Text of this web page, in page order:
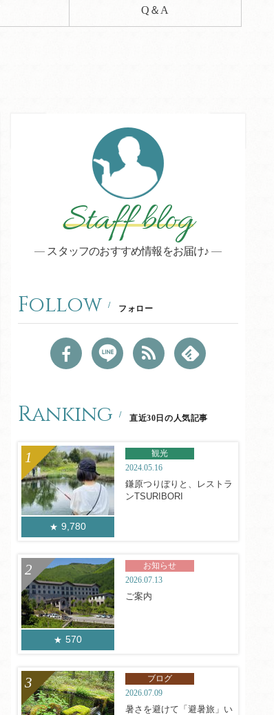
Q＆A
Staff blog
スタッフのおすすめ情報をお届け♪
Follow フォロー
Ranking 直近30日の人気記事
9,780
観光
2024.05.16
鎌原つりぼりと、レストラ
ンTSURIBORI
570
お知らせ
2026.07.13
ご案内
ブログ
2026.07.09
暑さを避けて「避暑旅」い